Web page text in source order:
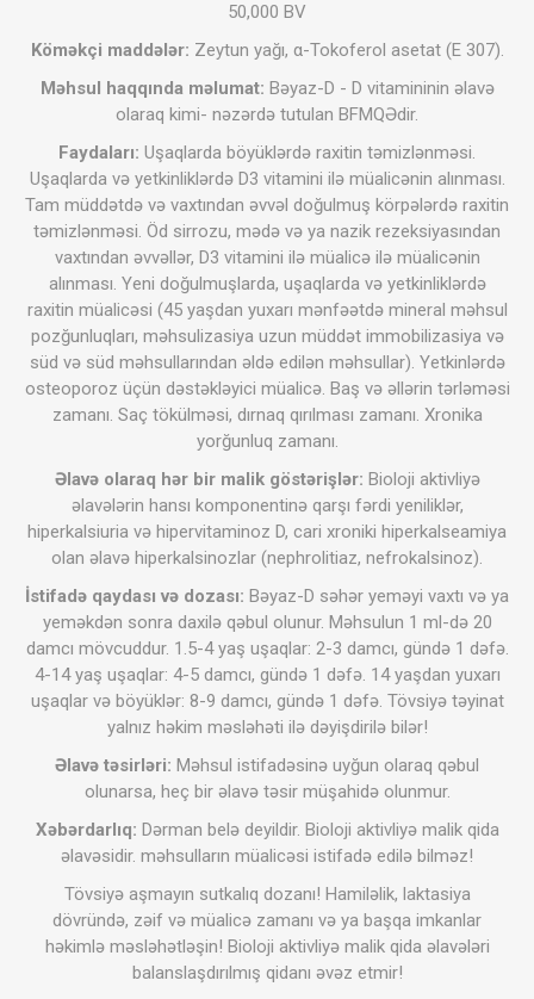
50,000 BV
Köməkçi maddələr: Zeytun yağı, α-Tokoferol asetat (E 307).
Məhsul haqqında məlumat: Bəyaz-D - D vitamininin əlavə
olaraq kimi- nəzərdə tutulan BFMQƏdir.
Faydaları: Uşaqlarda böyüklərdə raxitin təmizlənməsi.
Uşaqlarda və yetkinliklərdə D3 vitamini ilə müalicənin alınması.
Tam müddətdə və vaxtından əvvəl doğulmuş körpələrdə raxitin
təmizlənməsi. Öd sirrozu, mədə və ya nazik rezeksiyasından
vaxtından əvvəllər, D3 vitamini ilə müalicə ilə müalicənin
alınması. Yeni doğulmuşlarda, uşaqlarda və yetkinliklərdə
raxitin müalicəsi (45 yaşdan yuxarı mənfəətdə mineral məhsul
pozğunluqları, məhsulizasiya uzun müddət immobilizasiya və
süd və süd məhsullarından əldə edilən məhsullar). Yetkinlərdə
osteoporoz üçün dəstəkləyici müalicə. Baş və əllərin tərləməsi
zamanı. Saç tökülməsi, dırnaq qırılması zamanı. Xronika
yorğunluq zamanı.
Əlavə olaraq hər bir malik göstərişlər: Bioloji aktivliyə
əlavələrin hansı komponentinə qarşı fərdi yeniliklər,
hiperkalsiuria və hipervitaminoz D, cari xroniki hiperkalseamiya
olan əlavə hiperkalsinozlar (nephrolitiaz, nefrokalsinoz).
İstifadə qaydası və dozası: Bəyaz-D səhər yeməyi vaxtı və ya
yeməkdən sonra daxilə qəbul olunur. Məhsulun 1 ml-də 20
damcı mövcuddur. 1.5-4 yaş uşaqlar: 2-3 damcı, gündə 1 dəfə.
4-14 yaş uşaqlar: 4-5 damcı, gündə 1 dəfə. 14 yaşdan yuxarı
uşaqlar və böyüklər: 8-9 damcı, gündə 1 dəfə. Tövsiyə təyinat
yalnız həkim məsləhəti ilə dəyişdirilə bilər!
Əlavə təsirləri: Məhsul istifadəsinə uyğun olaraq qəbul
olunarsa, heç bir əlavə təsir müşahidə olunmur.
Xəbərdarlıq: Dərman belə deyildir. Bioloji aktivliyə malik qida
əlavəsidir. məhsulların müalicəsi istifadə edilə bilməz!
Tövsiyə aşmayın sutkalıq dozanı! Hamiləlik, laktasiya
dövründə, zəif və müalicə zamanı və ya başqa imkanlar
həkimlə məsləhətləşin! Bioloji aktivliyə malik qida əlavələri
balanslaşdırılmış qidanı əvəz etmir!